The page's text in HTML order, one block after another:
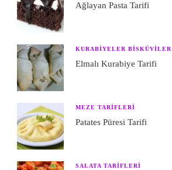
Ağlayan Pasta Tarifi
KURABIYELER BISKÜVILER
Elmalı Kurabiye Tarifi
MEZE TARIFLERI
Patates Püresi Tarifi
SALATA TARIFLERI